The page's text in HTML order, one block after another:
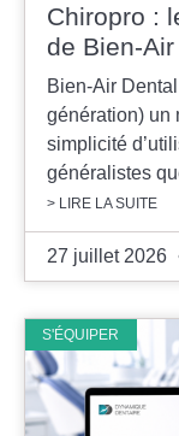
Chiropro :
de Bien-
Bien-Air
génération) un
simplicité
généralistes
> LIRE LA SUITE
27 juillet 2026
S'ÉQUIPER